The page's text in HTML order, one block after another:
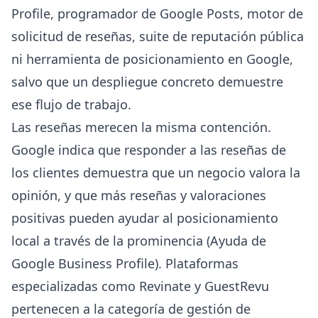
Profile, programador de Google Posts, motor de
solicitud de reseñas, suite de reputación pública
ni herramienta de posicionamiento en Google,
salvo que un despliegue concreto demuestre
ese flujo de trabajo.
Las reseñas merecen la misma contención.
Google indica que responder a las reseñas de
los clientes demuestra que un negocio valora la
opinión, y que más reseñas y valoraciones
positivas pueden ayudar al posicionamiento
local a través de la prominencia (Ayuda de
Google Business Profile). Plataformas
especializadas como Revinate y GuestRevu
pertenecen a la categoría de gestión de